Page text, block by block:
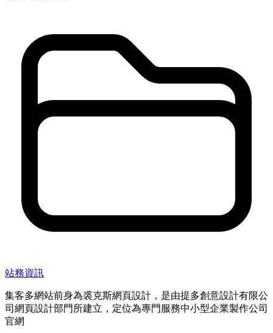
站務資訊
集客多網站前身為裘克斯網頁設計，是由提多創意設計有限公
司網頁設計部門所建立，定位為專門服務中小型企業製作公司
官網